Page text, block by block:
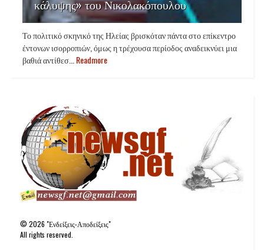
κάλυψης» του Νικολακόπουλου
Το πολιτικό σκηνικό της Ηλείας βρισκόταν πάντα στο επίκεντρο
έντονων ισορροπιών, όμως η τρέχουσα περίοδος αναδεικνύει μια
βαθιά αντίθεσ... Readmore
©2026 "Ενδείξεις-Αποδείξεις"
All rights reserved.